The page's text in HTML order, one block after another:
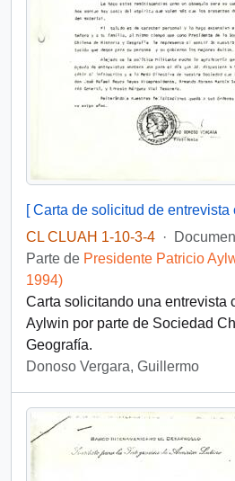
CL CLUAH 1-10-3-4 ·
Parte de Presidente Patricio
1994)
Carta solicitando una entrevista
Aylwin por parte de Sociedad
Geografía.
Donoso Vergara, Guillermo